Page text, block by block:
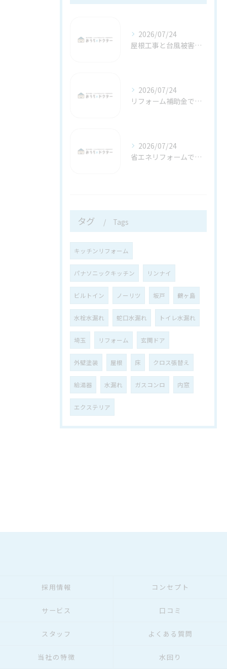
2026/07/24
屋根工事と台風被害時の安全な対応法ガイド
2026/07/24
リフォーム補助金で坂戸市の住宅費用を賢く抑える最新ガイド
2026/07/24
省エネリフォームで埼玉県鶴ヶ島市の補助金活用と自己負担を賢く減らす申請ポイント
タグ Tags
キッチンリフォーム
パナソニックキッチン リンナイ
ビルトイン ノーリツ 坂戸 鶴ヶ島
水栓水漏れ 蛇口水漏れ トイレ水漏れ
埼玉 リフォーム 玄関ドア
外壁塗装 屋根 床 クロス張替え
給湯器 水漏れ ガスコンロ 内窓
エクステリア
採用情報 コンセプト
サービス 口コミ
スタッフ よくある質問
当社の特徴 水回り